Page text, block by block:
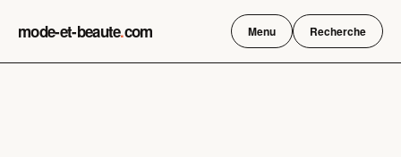
mode-et-beaute.com Menu Recherche